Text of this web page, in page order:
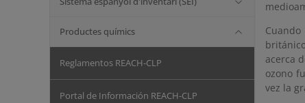
Productes químics
Reglamentos REACH-CLP
Portal de Información REACH-CLP
acerca
ozono
vez la